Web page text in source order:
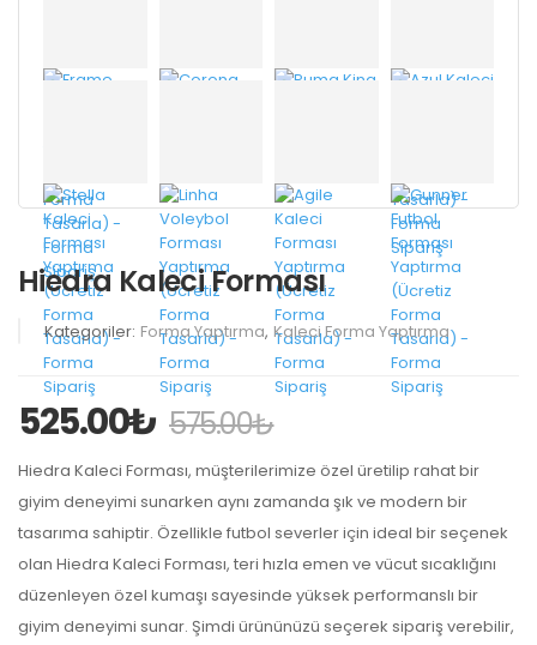
Hiedra Kaleci Forması
Kategoriler: Forma Yaptırma, Kaleci Forma Yaptırma
525.00₺ 575.00₺
Hiedra Kaleci Forması, müşterilerimize özel üretilip rahat bir
giyim deneyimi sunarken aynı zamanda şık ve modern bir
tasarıma sahiptir. Özellikle futbol severler için ideal bir seçenek
olan Hiedra Kaleci Forması, teri hızla emen ve vücut sıcaklığını
düzenleyen özel kumaşı sayesinde yüksek performanslı bir
giyim deneyimi sunar. Şimdi ürününüzü seçerek sipariş verebilir,